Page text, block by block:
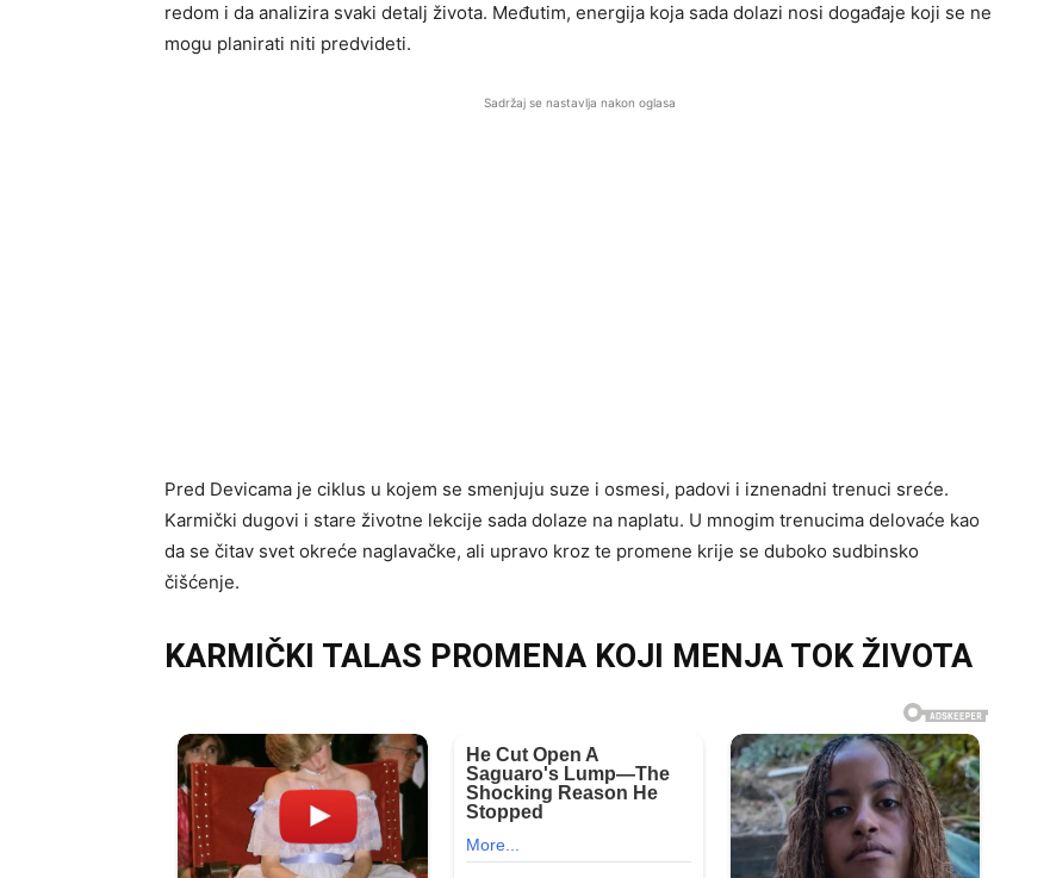
redom i da analizira svaki detalj života. Međutim, energija koja sada dolazi nosi događaje koji se ne
mogu planirati niti predvideti.
Sadržaj se nastavlja nakon oglasa
Pred Devicama je ciklus u kojem se smenjuju suze i osmesi, padovi i iznenadni trenuci sreće.
Karmički dugovi i stare životne lekcije sada dolaze na naplatu. U mnogim trenucima delovaće kao
da se čitav svet okreće naglavačke, ali upravo kroz te promene krije se duboko sudbinsko
čišćenje.
KARMIČKI TALAS PROMENA KOJI MENJA TOK ŽIVOTA